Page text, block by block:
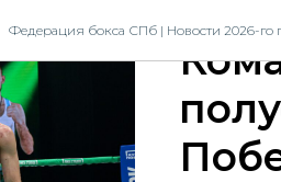
Федерация бокса СПб | Новости 2026-го